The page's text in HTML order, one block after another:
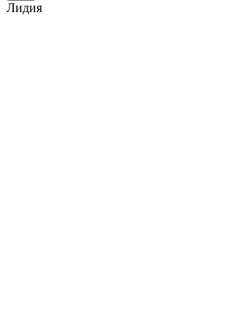
Лидия